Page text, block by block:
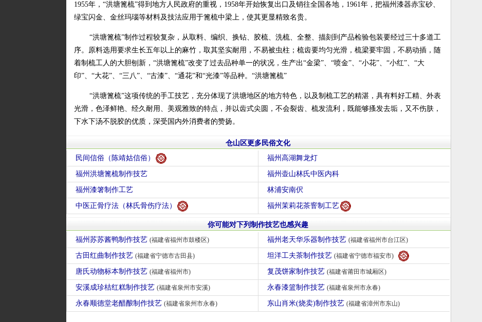
1955年，“洪塘篦梳”得到地方人民政府的重视，1958年开始恢复出口及销往全国各地，1961年，把福州漆器赤宝砂、
绿宝闪金、金丝玛瑙等材料及技法应用于篦梳中梁上，使其更显精致名贵。
“洪塘篦梳”制作过程较复杂，从取料、编织、换钻、胶梳、洗梳、全整、描刻到产品检验包装要经过三十多道工
序。原料选用要求生长五年以上的麻竹，取其坚实耐用，不易被虫柱；梳齿要均匀光滑，梳梁要牢固，不易动插，随
着制梳工人的大胆刨新，“洪塘篦梳”改变了过去品种单一的状况，生产出“金梁”、“喷金”、“小花”、“小红”、“大
印”、“大花”、“三八”、“古漆”、“通花”和“光漆”等品种。“洪塘篦梳”
“洪塘篦梳”这项传统的手工技艺，充分体现了洪塘地区的地方特色，以及制梳工艺的精湛，具有料好工精、外表
光滑，色泽鲜艳、经久耐用、美观雅致的特点，并以齿式尖圆，不会裂齿、梳发流利，既能够搔发去垢，又不伤肤，
下水下汤不脱胶的优质，深受国内外消费者的赞扬。
仓山区更多民俗文化
民间信俗（陈靖姑信俗）
福州高湖舞龙灯
福州洪塘篦梳制作技艺 福州壶山林氏中医内科
福州漆箸制作工艺 林浦安南伬
中医正骨疗法（林氏骨伤疗法） 福州茉莉花茶窨制工艺
你可能对下列制作技艺也感兴趣
福州苏苏酱鸭制作技艺 (福建省福州市鼓楼区) 福州老天华乐器制作技艺 (福建省福州市台江区)
古田红曲制作技艺 (福建省宁德市古田县) 坦洋工夫茶制作技艺 (福建省宁德市福安市)
唐氏动物标本制作技艺 (福建省福州市) 复茂饼家制作技艺 (福建省莆田市城厢区)
安溪成珍桔红糕制作技艺 (福建省泉州市安溪) 永春漆篮制作技艺 (福建省泉州市永春)
永春顺德堂老醋酿制作技艺 (福建省泉州市永春) 东山肖米(烧卖)制作技艺 (福建省漳州市东山)